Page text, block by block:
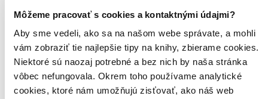
Môžeme pracovať s cookies a kontaktnými údajmi?
Aby sme vedeli, ako sa na našom webe správate, a mohli
vám zobraziť tie najlepšie tipy na knihy, zbierame cookies.
Niektoré sú naozaj potrebné a bez nich by naša stránka
vôbec nefungovala. Okrem toho používame analytické
cookies, ktoré nám umožňujú zisťovať, ako náš web